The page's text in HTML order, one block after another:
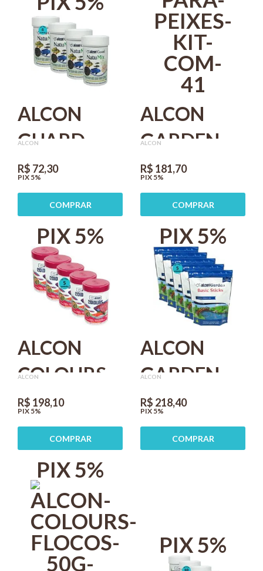
ALCON
GUARD
NATU MIX
30G PARA
PEIXES
ORNAMENTAIS
KIT COM 4
ALCON
R$ 72,30
PIX 5%
COMPRAR
ALCON
GARDEN
KOI
COLOURS
300G
RAÇÃO
PARA
PEIXES KIT
COM 4
ALCON
R$ 181,70
PIX 5%
COMPRAR
PIX 5%
ALCON
COLOURS
FLOCOS
50G KIT
COM 5
ALCON
R$ 198,10
PIX 5%
COMPRAR
PIX 5%
ALCON
GARDEN
BASIC
STICKS
300G
PEIXES KIT
COM 5
ALCON
R$ 218,40
PIX 5%
COMPRAR
PIX 5%
PIX 5%